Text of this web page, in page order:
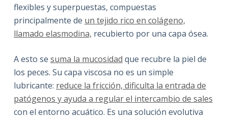
flexibles y superpuestas, compuestas
principalmente de un tejido rico en colágeno,
llamado elasmodina, recubierto por una capa ósea.
A esto se suma la mucosidad que recubre la piel de
los peces. Su capa viscosa no es un simple
lubricante: reduce la fricción, dificulta la entrada de
patógenos y ayuda a regular el intercambio de sales
con el entorno acuático. Es una solución evolutiva